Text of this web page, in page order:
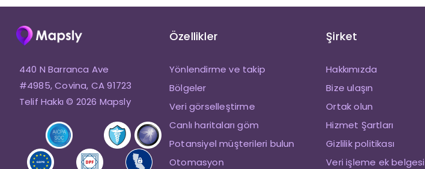
440 N Barranca Ave
#4985, Covina, CA 91723
Telif Hakkı © 2026 Mapsly
Özellikler
Yönlendirme ve takip
Bölgeler
Veri görselleştirme
Canlı haritaları göm
Potansiyel müşterileri bulun
Otomasyon
Şirket
Hakkımızda
Bize ulaşın
Ortak olun
Hizmet Şartları
Gizlilik politikası
Veri işleme ek belgesi